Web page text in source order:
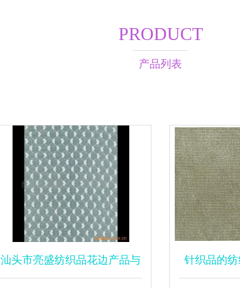
PRODUCT
产品列表
汕头市亮盛纺织品花边产品与 针织品的